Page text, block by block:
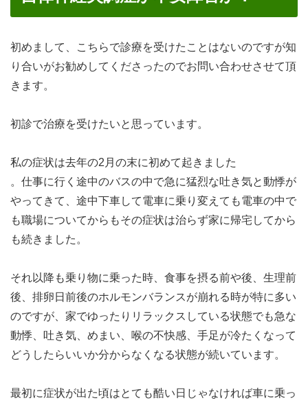
初めまして、こちらで診療を受けたことはないのですが知
り合いがお勧めしてくださったのでお問い合わせさせて頂
きます。
初診で治療を受けたいと思っています。
私の症状は去年の2月の末に初めて起きました
。仕事に行く途中のバスの中で急に猛烈な吐き気と動悸が
やってきて、途中下車して電車に乗り変えても電車の中で
も職場についてからもその症状は治らず家に帰宅してから
も続きました。
それ以降も乗り物に乗った時、食事を摂る前や後、生理前
後、排卵日前後のホルモンバランスが崩れる時が特に多い
のですが、家でゆったりリラックスしている状態でも急な
動悸、吐き気、めまい、喉の不快感、手足が冷たくなって
どうしたらいいか分からなくなる状態が続いています。
最初に症状が出た頃はとても酷い日じゃなければ車に乗っ